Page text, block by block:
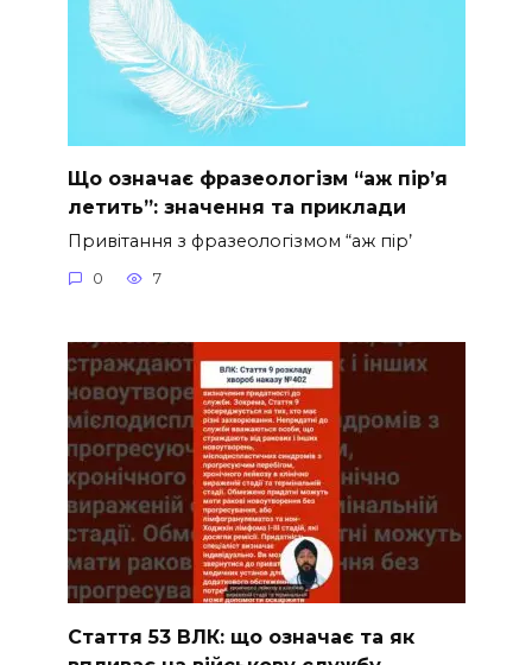
Що означає фразеологізм “аж пір’я
летить”: значення та приклади
Привітання з фразеологізмом “аж пір’
0 7
Стаття 53 ВЛК: що означає та як